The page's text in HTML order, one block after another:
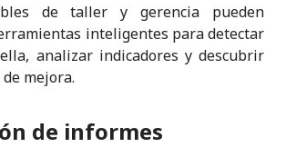
de taller y gerencia pueden
inteligentes para detectar
analizar indicadores y descubrir
mejora.
de informes